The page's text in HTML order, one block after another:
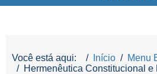
Você está aqui: Início
Menu
Hermenêutica Constitucional